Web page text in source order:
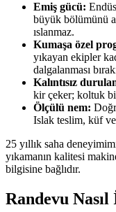
Emiş gücü:
büyük bölümünü
ıslanmaz.
Kumaşa özel
yıkayan ekipler
dalgalanması
Kalıntısız
kir çeker; koltuk
Ölçülü nem:
Islak teslim, küf
25 yıllık saha
yıkamanın kalitesi
bilgisine bağlıdır.
Randevu